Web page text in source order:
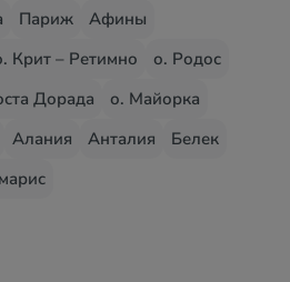
Париж
Афины
Крит – Ретимно
о. Родос
Дорада
о. Майорка
Алания Анталия
Белек